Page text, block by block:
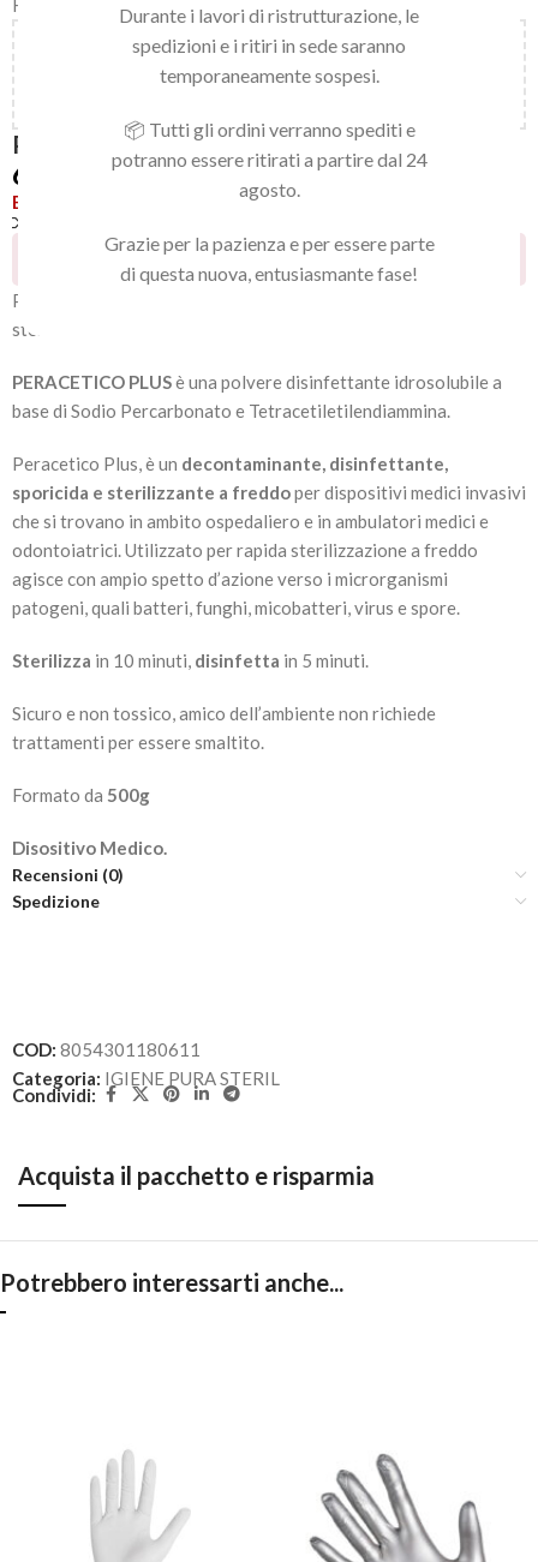
Durante i lavori di ristrutturazione, le
spedizioni e i ritiri in sede saranno
temporaneamente sospesi.
📦 Tutti gli ordini verranno spediti e
potranno essere ritirati a partire dal 24
agosto.
Grazie per la pazienza e per essere parte
di questa nuova, entusiasmante fase!
Home IGIENE PURA STERIL
150,00€al carrello e ottieni la spedizione
PERACETICO PLUS
69,90
Esaurito
Persone che guardano questo prodotto ora!
Polvere disinfettante per strumenti chirurgici invasivi,
sterilizzante a freddo.
PERACETICO PLUSè una polvere disinfettante idrosolubile a
base di Sodio Percarbonato e Tetracetiletilendiammina.
Peracetico Plus, è un decontaminante, disinfettante,
sporicida e sterilizzante a freddoper dispositivi medici invasivi
che si trovano in ambito ospedaliero e in ambulatori medici e
odontoiatrici. Utilizzato per rapida sterilizzazione a freddo
agisce con ampio spetto d’azione verso i microrganismi
patogeni, quali batteri, funghi, micobatteri, virus e spore.
Sterilizza in 10 minuti, disinfetta in 5 minuti.
Sicuro e non tossico, amico dell’ambiente non richiede
trattamenti per essere smaltito.
Formato da 500g
Disositivo Medico.
Recensioni (0)
Spedizione
COD: 8054301180611
Categoria: IGIENE PURA STERIL
Condividi:
Acquista il pacchetto e risparmia
Potrebbero interessarti anche...